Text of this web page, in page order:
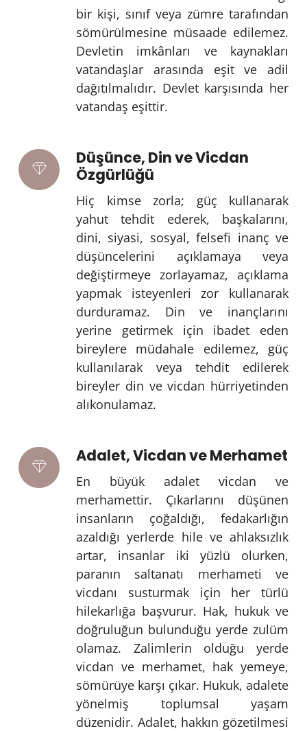
bir kişi, sınıf veya zümre tarafından
sömürülmesine müsaade edilemez.
Devletin imkânları ve kaynakları
vatandaşlar arasında eşit ve adil
dağıtılmalıdır. Devlet karşısında her
vatandaş eşittir.
Düşünce, Din ve Vicdan
Özgürlüğü
Hiç kimse zorla; güç kullanarak
yahut tehdit ederek, başkalarını,
dini, siyasi, sosyal, felsefi inanç ve
düşüncelerini açıklamaya veya
değiştirmeye zorlayamaz, açıklama
yapmak isteyenleri zor kullanarak
durduramaz. Din ve inançlarını
yerine getirmek için ibadet eden
bireylere müdahale edilemez, güç
kullanılarak veya tehdit edilerek
bireyler din ve vicdan hürriyetinden
alıkonulamaz.
Adalet, Vicdan ve Merhamet
En büyük adalet vicdan ve
merhamettir. Çıkarlarını düşünen
insanların çoğaldığı, fedakarlığın
azaldığı yerlerde hile ve ahlaksızlık
artar, insanlar iki yüzlü olurken,
paranın saltanatı merhameti ve
vicdanı susturmak için her türlü
hilekarlığa başvurur. Hak, hukuk ve
doğruluğun bulunduğu yerde zulüm
olamaz. Zalimlerin olduğu yerde
vicdan ve merhamet, hak yemeye,
sömürüye karşı çıkar. Hukuk, adalete
yönelmiş toplumsal yaşam
düzenidir. Adalet, hakkın gözetilmesi